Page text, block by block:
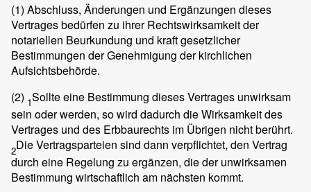
(1) Abschluss, Änderungen und Ergänzungen dieses
Vertrages bedürfen zu ihrer Rechtswirksamkeit der
notariellen Beurkundung und kraft gesetzlicher
Bestimmungen der Genehmigung der kirchlichen
Aufsichtsbehörde.
(2) 1Sollte eine Bestimmung dieses Vertrages unwirksam
sein oder werden, so wird dadurch die Wirksamkeit des
Vertrages und des Erbbaurechts im Übrigen nicht berührt.
2Die Vertragsparteien sind dann verpflichtet, den Vertrag
durch eine Regelung zu ergänzen, die der unwirksamen
Bestimmung wirtschaftlich am nächsten kommt.